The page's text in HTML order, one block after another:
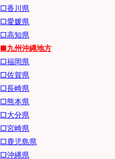
□香川県
□愛媛県
□高知県
■九州沖縄地方
□福岡県
□佐賀県
□長崎県
□熊本県
□大分県
□宮崎県
□鹿児島県
□沖縄県